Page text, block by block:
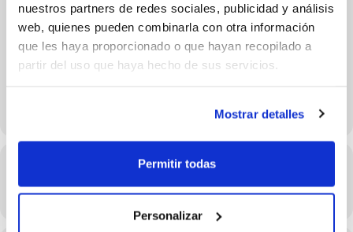
nuestros partners de redes sociales, publicidad y análisis
web, quienes pueden combinarla con otra información
que les haya proporcionado o que hayan recopilado a
partir del uso que haya hecho de sus servicios.
Mostrar detalles
Permitir todas
Personalizar
22/06/2026 19:00 - 20:15 (GMT+02:00)